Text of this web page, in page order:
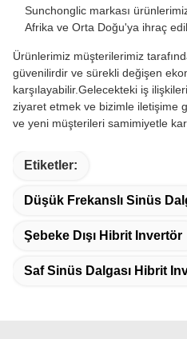
Sunchonglic markası
Afrika ve Orta Doğu'ya ihraç
Ürünlerimiz müşterilerimiz
güvenilirdir ve sürekli değişen
karşılayabilir.Gelecekteki iş
ziyaret etmek ve bizimle iletişime
ve yeni müşterileri samimiyetle
Etiketler:
Düşük Frekanslı Sinüs
Şebeke Dışı Hibrit Invertör
Saf Sinüs Dalgası Hibrit